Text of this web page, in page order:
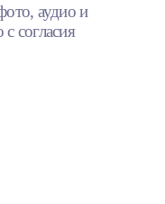
аудио и
согласия